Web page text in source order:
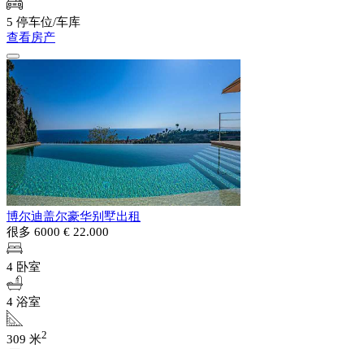
5 停车位/车库
查看房产
博尔迪盖尔豪华别墅出租
很多 6000 € 22.000
4 卧室
4 浴室
309 米2